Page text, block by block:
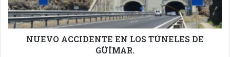
GÜÍMAR.
NUEVO ACCIDENTE EN LOS TÚNELES DE
GÜÍMAR.